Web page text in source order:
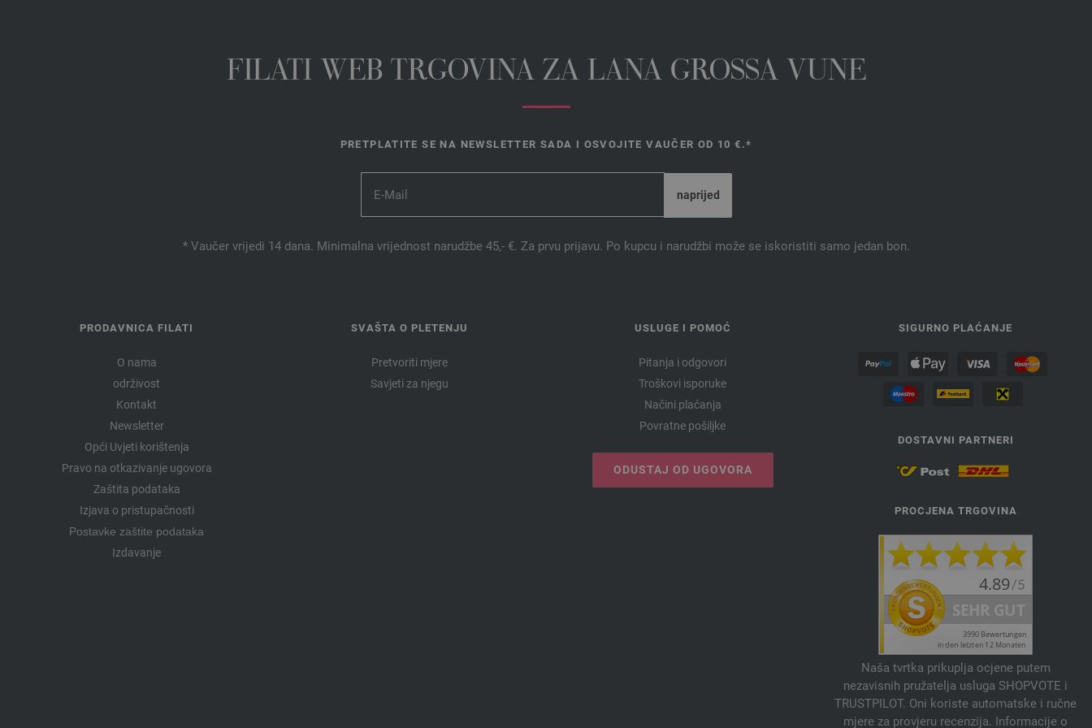
FILATI WEB TRGOVINA ZA LANA GROSSA VUNE
PRETPLATITE SE NA NEWSLETTER SADA I OSVOJITE VAUČER OD 10 €.*
* Vaučer vrijedi 14 dana. Minimalna vrijednost narudžbe 45,- €. Za prvu prijavu. Po kupcu i narudžbi može se iskoristiti samo jedan bon.
PRODAVNICA FILATI
O nama
održivost
Kontakt
Newsletter
Opći Uvjeti korištenja
Pravo na otkazivanje ugovora
Zaštita podataka
Izjava o pristupačnosti
Postavke zaštite podataka
Izdavanje
SVAŠTA O PLETENJU
Pretvoriti mjere
Savjeti za njegu
USLUGE I POMOĆ
Pitanja i odgovori
Troškovi isporuke
Načini plaćanja
Povratne pošiljke
ODUSTAJ OD UGOVORA
SIGURNO PLAĆANJE
DOSTAVNI PARTNERI
PROCJENA TRGOVINA
Naša tvrtka prikuplja ocjene putem
nezavisnih pružatelja usluga SHOPVOTE i
TRUSTPILOT. Oni koriste automatske i ručne
mjere za provjeru recenzija. Informacije o